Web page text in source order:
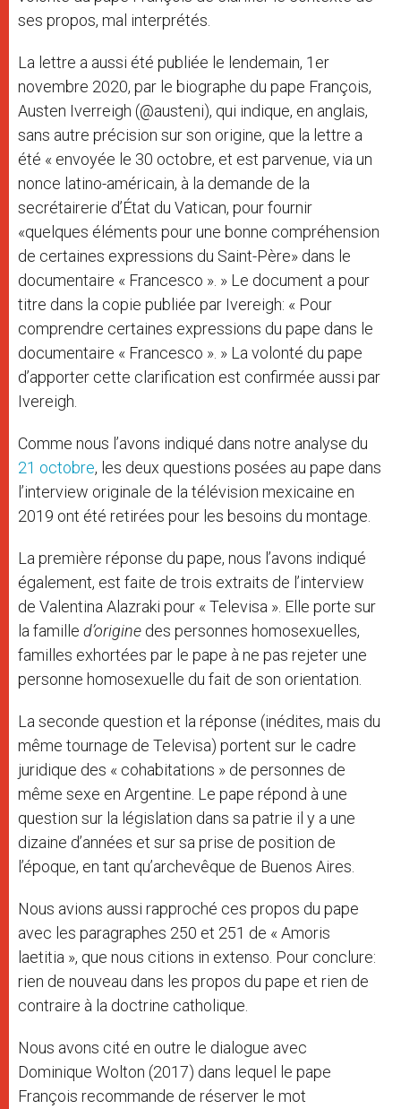
ses propos, mal interprétés.
La lettre a aussi été publiée le lendemain, 1er
novembre 2020, par le biographe du pape François,
Austen Iverreigh (@austeni), qui indique, en anglais,
sans autre précision sur son origine, que la lettre a
été « envoyée le 30 octobre, et est parvenue, via un
nonce latino-américain, à la demande de la
secrétairerie d’État du Vatican, pour fournir
«quelques éléments pour une bonne compréhension
de certaines expressions du Saint-Père» dans le
documentaire « Francesco ». » Le document a pour
titre dans la copie publiée par Ivereigh: « Pour
comprendre certaines expressions du pape dans le
documentaire « Francesco ». » La volonté du pape
d’apporter cette clarification est confirmée aussi par
Ivereigh.
Comme nous l’avons indiqué dans notre analyse du
21 octobre, les deux questions posées au pape dans
l’interview originale de la télévision mexicaine en
2019 ont été retirées pour les besoins du montage.
La première réponse du pape, nous l’avons indiqué
également, est faite de trois extraits de l’interview
de Valentina Alazraki pour « Televisa ». Elle porte sur
la famille d’origine des personnes homosexuelles,
familles exhortées par le pape à ne pas rejeter une
personne homosexuelle du fait de son orientation.
La seconde question et la réponse (inédites, mais du
même tournage de Televisa) portent sur le cadre
juridique des « cohabitations » de personnes de
même sexe en Argentine. Le pape répond à une
question sur la législation dans sa patrie il y a une
dizaine d’années et sur sa prise de position de
l’époque, en tant qu’archevêque de Buenos Aires.
Nous avions aussi rapproché ces propos du pape
avec les paragraphes 250 et 251 de « Amoris
laetitia », que nous citions in extenso. Pour conclure:
rien de nouveau dans les propos du pape et rien de
contraire à la doctrine catholique.
Nous avons cité en outre le dialogue avec
Dominique Wolton (2017) dans lequel le pape
François recommande de réserver le mot